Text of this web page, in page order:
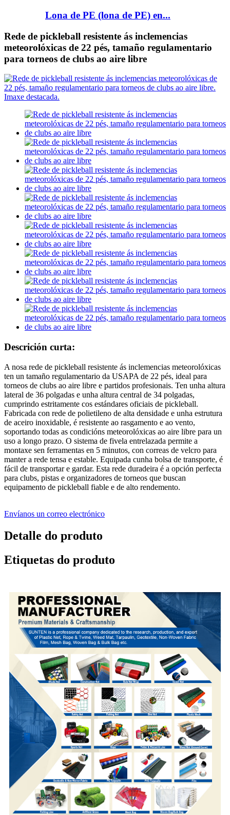
Lona de PE (lona de PE) en...
Rede de pickleball resistente ás inclemencias
meteorolóxicas de 22 pés, tamaño regulamentario
para torneos de clubs ao aire libre
Descrición curta:
A nosa rede de pickleball resistente ás inclemencias meteorolóxicas
ten un tamaño regulamentario da USAPA de 22 pés, ideal para
torneos de clubs ao aire libre e partidos profesionais. Ten unha altura
lateral de 36 polgadas e unha altura central de 34 polgadas,
cumprindo estritamente cos estándares oficiais de pickleball.
Fabricada con rede de polietileno de alta densidade e unha estrutura
de aceiro inoxidable, é resistente ao rasgamento e ao vento,
soportando todas as condicións meteorolóxicas ao aire libre para un
uso a longo prazo. O sistema de fivela entrelazada permite a
montaxe sen ferramentas en 5 minutos, con correas de velcro para
manter a rede tensa e estable. Equipada cunha bolsa de transporte, é
fácil de transportar e gardar. Esta rede duradeira é a opción perfecta
para clubs, pistas e organizadores de torneos que buscan
equipamento de pickleball fiable e de alto rendemento.
Envíanos un correo electrónico
Detalle do produto
Etiquetas do produto